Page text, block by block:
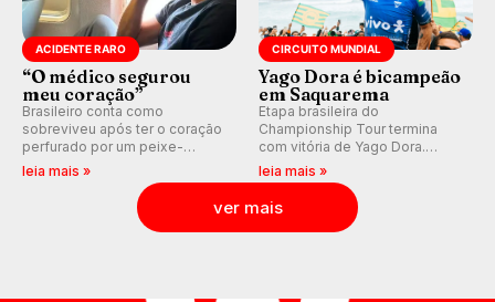
ACIDENTE RARO
“O médico segurou
meu coração”
Brasileiro conta como
sobreviveu após ter o coração
perfurado por um peixe-
agulha enquanto surfava na
leia mais »
CIRCUITO MUNDIAL
Yago Dora é bicampeão
em Saquarema
Etapa brasileira do
Championship Tour termina
com vitória de Yago Dora.
Sawyer Lindblad vence entre
as mulheres e Leonardo
Fioravanti assume liderança do
ranking mundial da WSL, na
etapa de Saquarema.
leia mais »
ver mais